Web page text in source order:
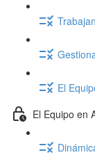
El
El Equipo en